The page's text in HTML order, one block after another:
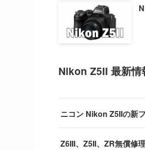
Nikon Z5II 最新情
ニコン Nikon Z5IIの新
Z6III、Z5II、ZR無償修